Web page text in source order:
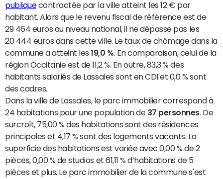
publiquecontractée par la ville atteint les 12 € par
habitant. Alors que le revenu fiscal de référence est de
29 464 euros au niveau national, il ne dépasse pas les
20 444 euros dans cette ville. Le taux de chômage dans la
commune a atteint les19,0 % . En comparaison, celui de la
région Occitanie est de 11,2 %. En outre, 83,3 % des
habitants salariés de Lassales sont en CDI et 0,0 % sont
des cadres.
Dans la ville de Lassales, le parc immobilier correspond à
24 habitations pour une population de 37 personnes . De
surcroît, 75,00 % des habitations sont des résidences
principales et 4,17 % sont des logements vacants. La
superficie des habitations est variée avec 0,00 % de 2
pièces, 0,00 % de studios et 61,11 % d’habitations de 5
pièces et plus. Le parc immobilier de la commune s'est